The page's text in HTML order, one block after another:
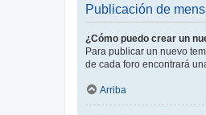
Publicación de
¿Cómo puedo crear un
Para publicar un nuevo
de cada foro encontrará
Arriba